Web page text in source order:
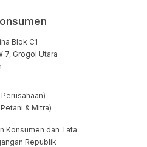
Blok C1
7, Grogol Utara
& Mitra)
Konsumen dan Tata
Republik